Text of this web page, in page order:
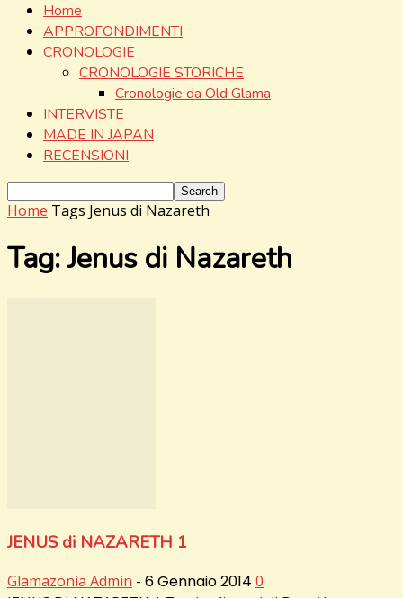
Home
APPROFONDIMENTI
CRONOLOGIE
CRONOLOGIE STORICHE
Cronologie da Old Glama
INTERVISTE
MADE IN JAPAN
RECENSIONI
Home Tags Jenus di Nazareth
Tag: Jenus di Nazareth
JENUS di NAZARETH 1
Glamazonia Admin - 6 Gennaio 2014 0